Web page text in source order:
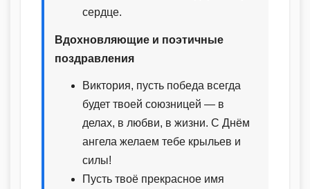
сердце.
Вдохновляющие и поэтичные
поздравления
Виктория, пусть победа всегда
будет твоей союзницей — в
делах, в любви, в жизни. С Днём
ангела желаем тебе крыльев и
силы!
Пусть твоё прекрасное имя